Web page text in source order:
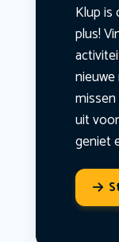
Klup is
plus!
uit
geniet